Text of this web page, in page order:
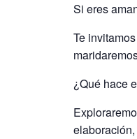
Si eres
Te
¿Qué hace